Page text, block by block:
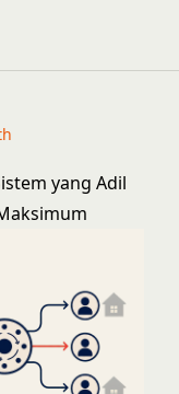
yang Adil